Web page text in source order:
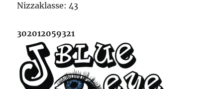
Nizzaklasse: 43
302012059321